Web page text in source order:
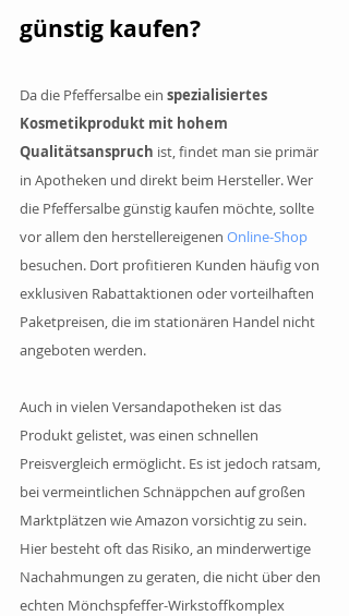
günstig kaufen?
Da die Pfeffersalbe ein spezialisiertes
Kosmetikprodukt mit hohem
Qualitätsanspruch ist, findet man sie primär
in Apotheken und direkt beim Hersteller. Wer
die Pfeffersalbe günstig kaufen möchte, sollte
vor allem den herstellereigenen Online-Shop
besuchen. Dort profitieren Kunden häufig von
exklusiven Rabattaktionen oder vorteilhaften
Paketpreisen, die im stationären Handel nicht
angeboten werden.
Auch in vielen Versandapotheken ist das
Produkt gelistet, was einen schnellen
Preisvergleich ermöglicht. Es ist jedoch ratsam,
bei vermeintlichen Schnäppchen auf großen
Marktplätzen wie Amazon vorsichtig zu sein.
Hier besteht oft das Risiko, an minderwertige
Nachahmungen zu geraten, die nicht über den
echten Mönchspfeffer-Wirkstoffkomplex